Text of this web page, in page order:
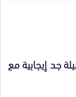
جد إيجابية مع